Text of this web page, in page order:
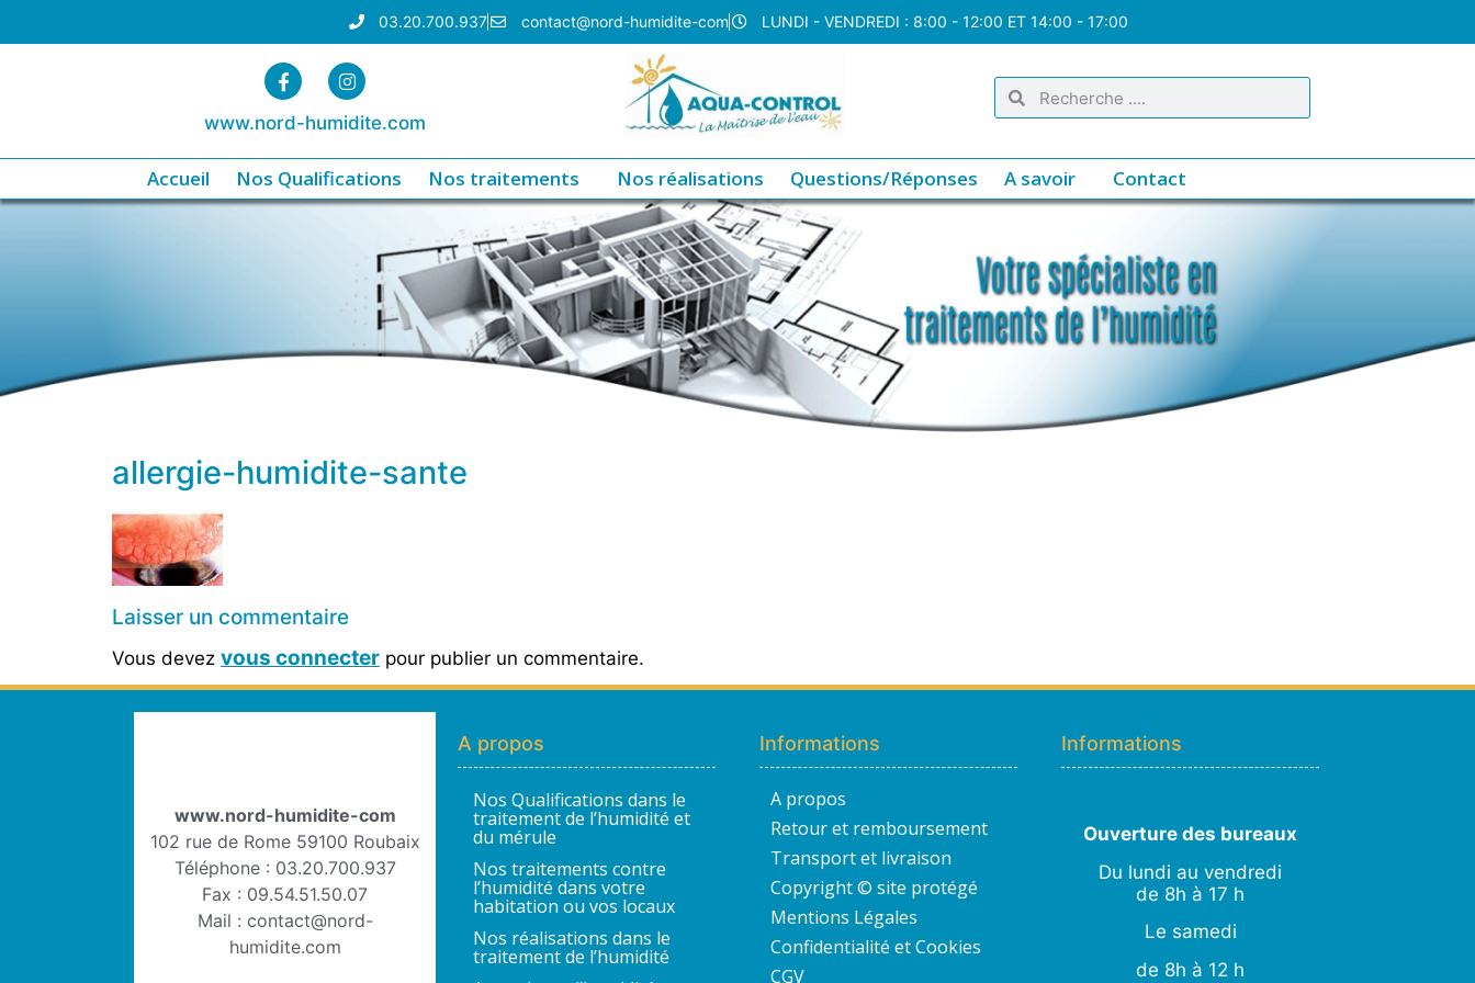
03.20.700.937 contact@nord-humidite-com LUNDI - VENDREDI : 8:00 - 12:00 ET 14:00 - 17:00
www.nord-humidite.com
Accueil Nos Qualifications Nos traitements Nos réalisations Questions/Réponses A savoir Contact
allergie-humidite-sante
Laisser un commentaire
Vous devez vous connecter pour publier un commentaire.
www.nord-humidite-com
102 rue de Rome 59100 Roubaix
Téléphone : 03.20.700.937
Fax : 09.54.51.50.07
Mail : contact@nord-
humidite.com
A propos
Nos Qualifications dans le
traitement de l’humidité et
du mérule
Nos traitements contre
l’humidité dans votre
habitation ou vos locaux
Nos réalisations dans le
traitement de l’humidité
Informations
A propos
Retour et remboursement
Transport et livraison
Copyright © site protégé
Mentions Légales
Confidentialité et Cookies
CGV
Informations
Ouverture des bureaux
Du lundi au vendredi
de 8h à 17 h
Le samedi
de 8h à 12 h
H
👋 Bonjour ! Je suis
🚿Cave inondée / infiltration